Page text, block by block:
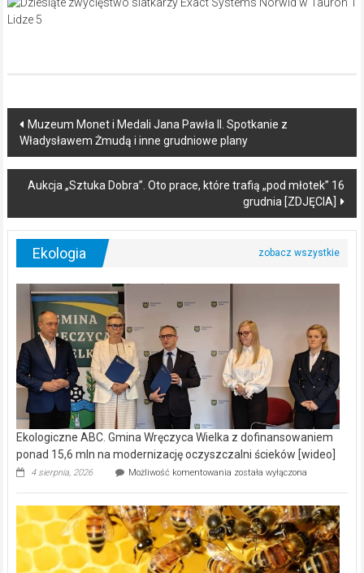
Post
navigation
Muzeum Monet i Medali Jana Pawła II. Spotkanie z
Władysławem Żmudą i inne grudniowe plany
Aukcja „Sztuka Dobra”. Oto prace, które trafią „pod młotek” 16
grudnia [ZDJĘCIA]
Ekologia
Ekologiczne ABC. Gmina Wręczyca Wielka z dofinansowaniem
ponad 15,6 mln na modernizację oczyszczalni ścieków [wideo]
4 sierpnia, 2026 Możliwość komentowania Ekologiczne
Wręczyca
Wielka
z
dofinansowaniem
ponad
została wyłączona